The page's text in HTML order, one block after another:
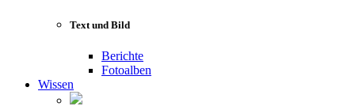
Text und Bild
Berichte
Fotoalben
Wissen